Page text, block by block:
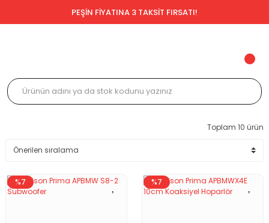
PEŞİN FİYATINA 3 TAKSİT FIRSATI!
Toplam 10 ürün
%7 %7